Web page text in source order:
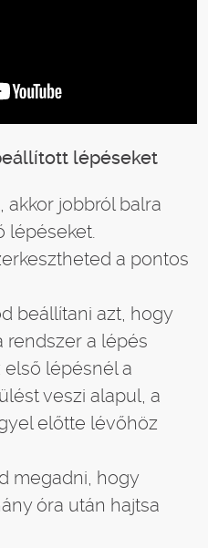
lépéseket
akkor jobbról balra
lépéseket.
a pontos
beállítani azt, hogy
rendszer a lépés
első lépésnél a
veszi alapul, a
előtte lévőhöz
megadni, hogy
óra után hajtsa